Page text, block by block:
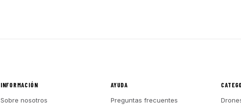
INFORMACIÓN
Sobre nosotros
AYUDA
Preguntas frecuentes